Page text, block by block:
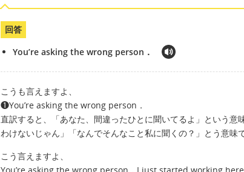
回答
You’re asking the wrong person．
こうも言えますよ、
❶You’re asking the wrong person．
直訳すると、「あなた、間違ったひとに聞いてるよ」という意
わけないじゃん」「なんでそんなこと私に聞くの？」とう意味で
こう言えますよ、